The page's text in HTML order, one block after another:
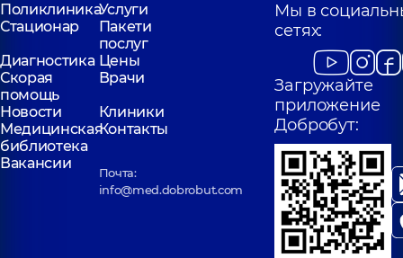
ПоликлиникаУслуги
Стационар
Пакети
послуг
Диагностика Цены
Скорая
помощь
Врачи
Новости
Клиники
Медицинская
библиотека
Контакты
Вакансии
Почта:
info@med.dobrobut.com
Мы в
сетях:
Загружайте
приложение
Добробут: